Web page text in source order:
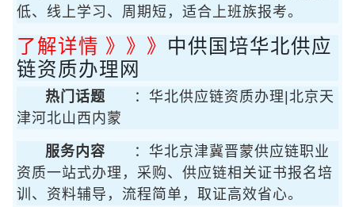
低、线上学习、周期短，适合上班族报考。
了解详情 》》》 中供国培华北供应
链资质办理网
热门话题
：华北供应链资质办理|北京天
津河北山西内蒙
服务内容
：华北京津冀晋蒙供应链职业
资质一站式办理，采购、供应链相关证书报名培
训、资料辅导，流程简单，取证高效省心。